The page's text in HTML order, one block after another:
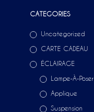
CATEGORIES
Uncategorized
CARTE CADEAU
ÉCLAIRAGE
Lampe-À-Poser
Applique
Suspension